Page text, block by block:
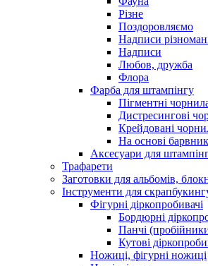
Різне
Поздоровляємо
Надписи
Надписи
Любов, дружба
Флора
Фарба для штампінгу
Пігментні
Дистресингові
Крейдовані
На основі
Аксесуари для
Трафарети
Заготовки для альбомів,
Інструменти для
Фігурні діркопробивачі
Бордюрні
Панчі
Кутові
Ножиці, фігурні ножиці